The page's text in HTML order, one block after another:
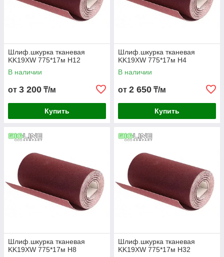
Шлиф.шкурка тканевая
KK19XW 775*17м H12
В наличии
от 3 200 ₸/м
Купить
Шлиф.шкурка тканевая
KK19XW 775*17м H4
В наличии
от 2 650 ₸/м
Купить
Шлиф.шкурка тканевая
KK19XW 775*17м H8
Шлиф.шкурка тканевая
KK19XW 775*17м H32